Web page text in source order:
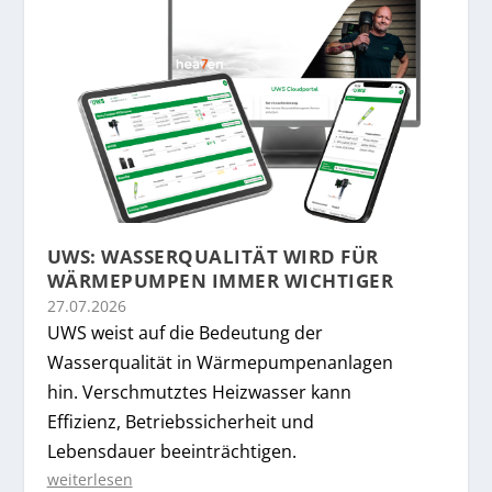
UWS: WASSERQUALITÄT WIRD FÜR
WÄRMEPUMPEN IMMER WICHTIGER
27.07.2026
UWS weist auf die Bedeutung der
Wasserqualität in Wärmepumpenanlagen
hin. Verschmutztes Heizwasser kann
Effizienz, Betriebssicherheit und
Lebensdauer beeinträchtigen.
weiterlesen